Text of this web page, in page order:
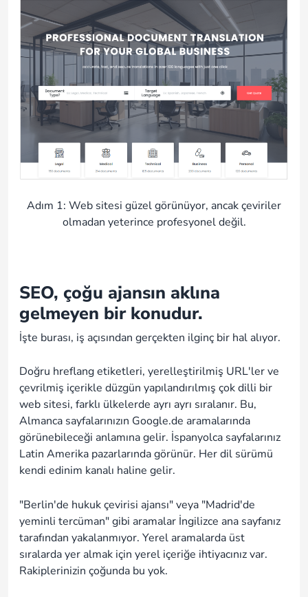
Adım 1: Web sitesi güzel görünüyor, ancak çeviriler
olmadan yeterince profesyonel değil.
SEO, çoğu ajansın aklına
gelmeyen bir konudur.
İşte burası, iş açısından gerçekten ilginç bir hal alıyor.
Doğru hreflang etiketleri, yerelleştirilmiş URL'ler ve
çevrilmiş içerikle düzgün yapılandırılmış çok dilli bir
web sitesi, farklı ülkelerde ayrı ayrı sıralanır. Bu,
Almanca sayfalarınızın Google.de aramalarında
görünebileceği anlamına gelir. İspanyolca sayfalarınız
Latin Amerika pazarlarında görünür. Her dil sürümü
kendi edinim kanalı haline gelir.
"Berlin'de hukuk çevirisi ajansı" veya "Madrid'de
yeminli tercüman" gibi aramalar İngilizce ana sayfanız
tarafından yakalanmıyor. Yerel aramalarda üst
sıralarda yer almak için yerel içeriğe ihtiyacınız var.
Rakiplerinizin çoğunda bu yok.